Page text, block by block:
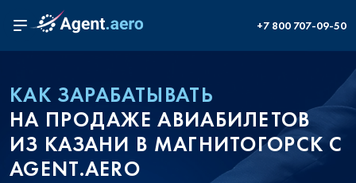
+7 800 707-09-50
КАК ЗАРАБАТЫВАТЬ
НА ПРОДАЖЕ АВИАБИЛЕТОВ
ИЗ КАЗАНИ В МАГНИТОГОРСК С
AGENT.AERO